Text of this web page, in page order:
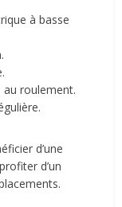
à basse
au roulement.
d’une
d’un